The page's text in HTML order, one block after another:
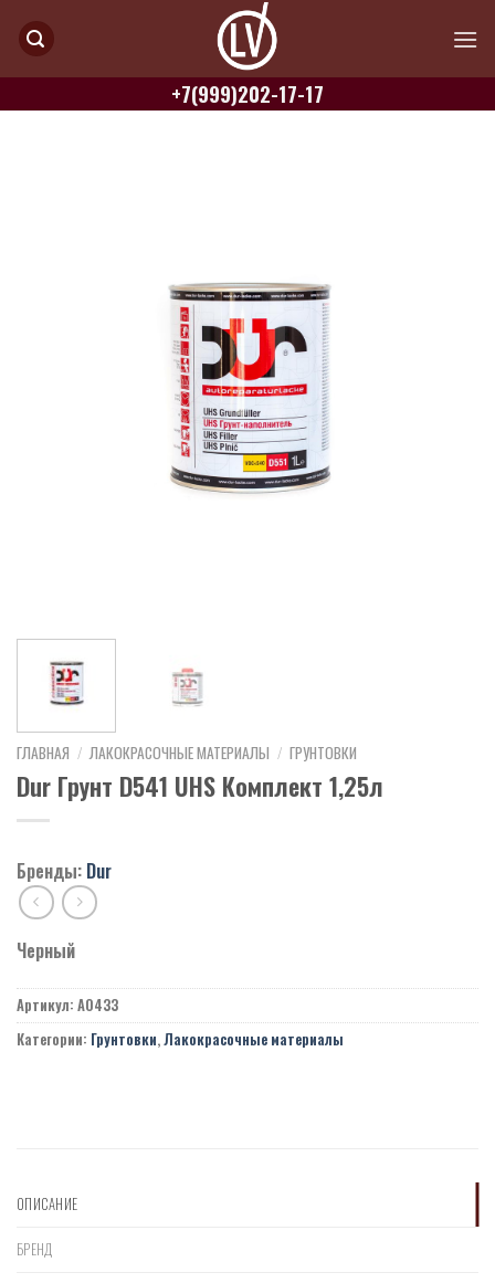
+7(999)202-17-17
ГЛАВНАЯ / ЛАКОКРАСОЧНЫЕ МАТЕРИАЛЫ / ГРУНТОВКИ
Dur Грунт D541 UHS Комплект 1,25л
Бренды: Dur
Черный
Артикул: A0433
Категории: Грунтовки,Лакокрасочные материалы
ОПИСАНИЕ
БРЕНД